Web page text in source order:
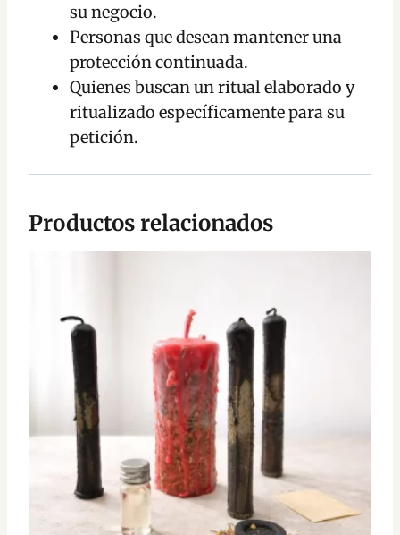
su negocio.
Personas que desean mantener una
protección continuada.
Quienes buscan un ritual elaborado y
ritualizado específicamente para su
petición.
Productos relacionados